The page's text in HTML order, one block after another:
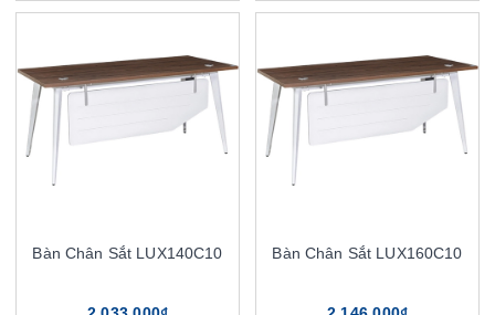
Bàn Chân Sắt LUX140C10 Bàn Chân Sắt LUX160C10